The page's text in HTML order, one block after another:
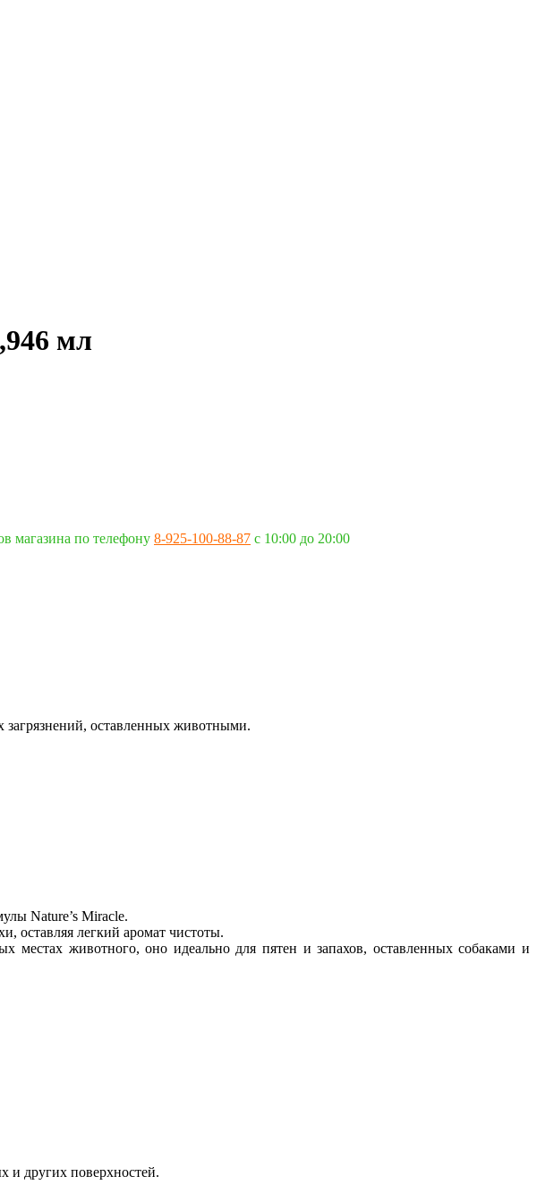
мл
магазина по телефону 8-925-100-88-87 c 10:00 до 20:00
оставленных животными.
Nature’s Miracle.
оставляя легкий аромат чистоты.
местах животного, оно идеально для пятен и запахов, оставленных собаками и
и других поверхностей.